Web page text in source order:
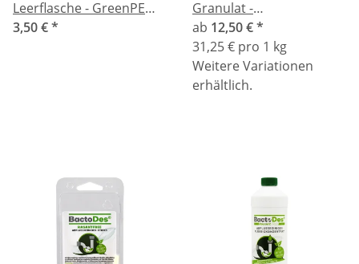
Leerflasche - GreenPE
500ml bedruckt
3,50 €*
Granulat -
Abflussreiniger u.
Bioaktivator
ab 12,50 €*
31,25 € pro 1 kg
Weitere Variationen
erhältlich.